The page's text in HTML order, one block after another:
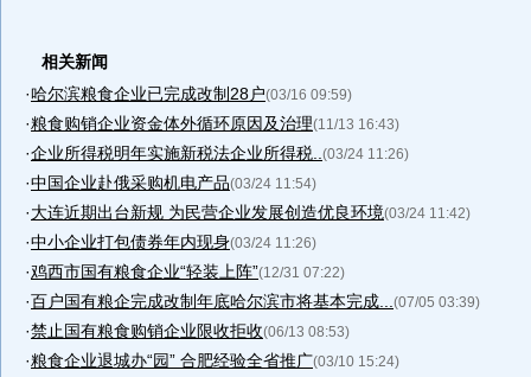
相关新闻
·哈尔滨粮食企业已完成改制28户(03/16 09:59)
·粮食购销企业资金体外循环原因及治理(11/13 16:43)
·企业所得税明年实施新税法企业所得税.. (03/24 11:26)
·中国企业赴俄采购机电产品(03/24 11:54)
·大连近期出台新规 为民营企业发展创造优良环境(03/24 11:42)
·中小企业打包债券年内现身(03/24 11:26)
·鸡西市国有粮食企业“轻装上阵”(12/31 07:22)
·百户国有粮企完成改制年底哈尔滨市将基本完成... (07/05 03:39)
·禁止国有粮食购销企业限收拒收(06/13 08:53)
·粮食企业退城办“园” 合肥经验全省推广(03/10 15:24)